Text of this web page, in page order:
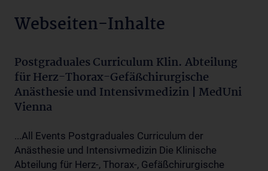
Webseiten-Inhalte
Postgraduales Curriculum Klin. Abteilung
für Herz-Thorax-Gefäßchirurgische
Anästhesie und Intensivmedizin | MedUni
Vienna
...All Events Postgraduales Curriculum der
Anästhesie und Intensivmedizin Die Klinische
Abteilung für Herz-, Thorax-, Gefäßchirurgische